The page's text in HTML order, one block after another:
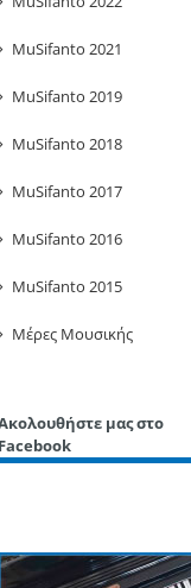
MuSifanto 2021
MuSifanto 2019
MuSifanto 2018
MuSifanto 2017
MuSifanto 2016
MuSifanto 2015
Μέρες Μουσικής
μας στο
Facebook